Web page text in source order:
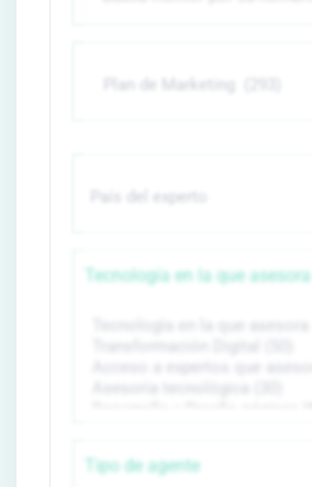
Tecnología en la que asesora
Tipo de agente